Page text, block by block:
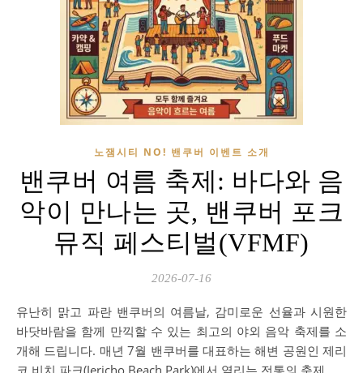
노잼시티 NO! 밴쿠버 이벤트 소개
밴쿠버 여름 축제: 바다와 음
악이 만나는 곳, 밴쿠버 포크
뮤직 페스티벌(VFMF)
2026-07-16
유난히 맑고 파란 밴쿠버의 여름날, 감미로운 선율과 시원한
바닷바람을 함께 만끽할 수 있는 최고의 야외 음악 축제를 소
개해 드립니다. 매년 7월 밴쿠버를 대표하는 해변 공원인 제리
코 비치 파크(Jericho Beach Park)에서 열리는 전통의 축제,…